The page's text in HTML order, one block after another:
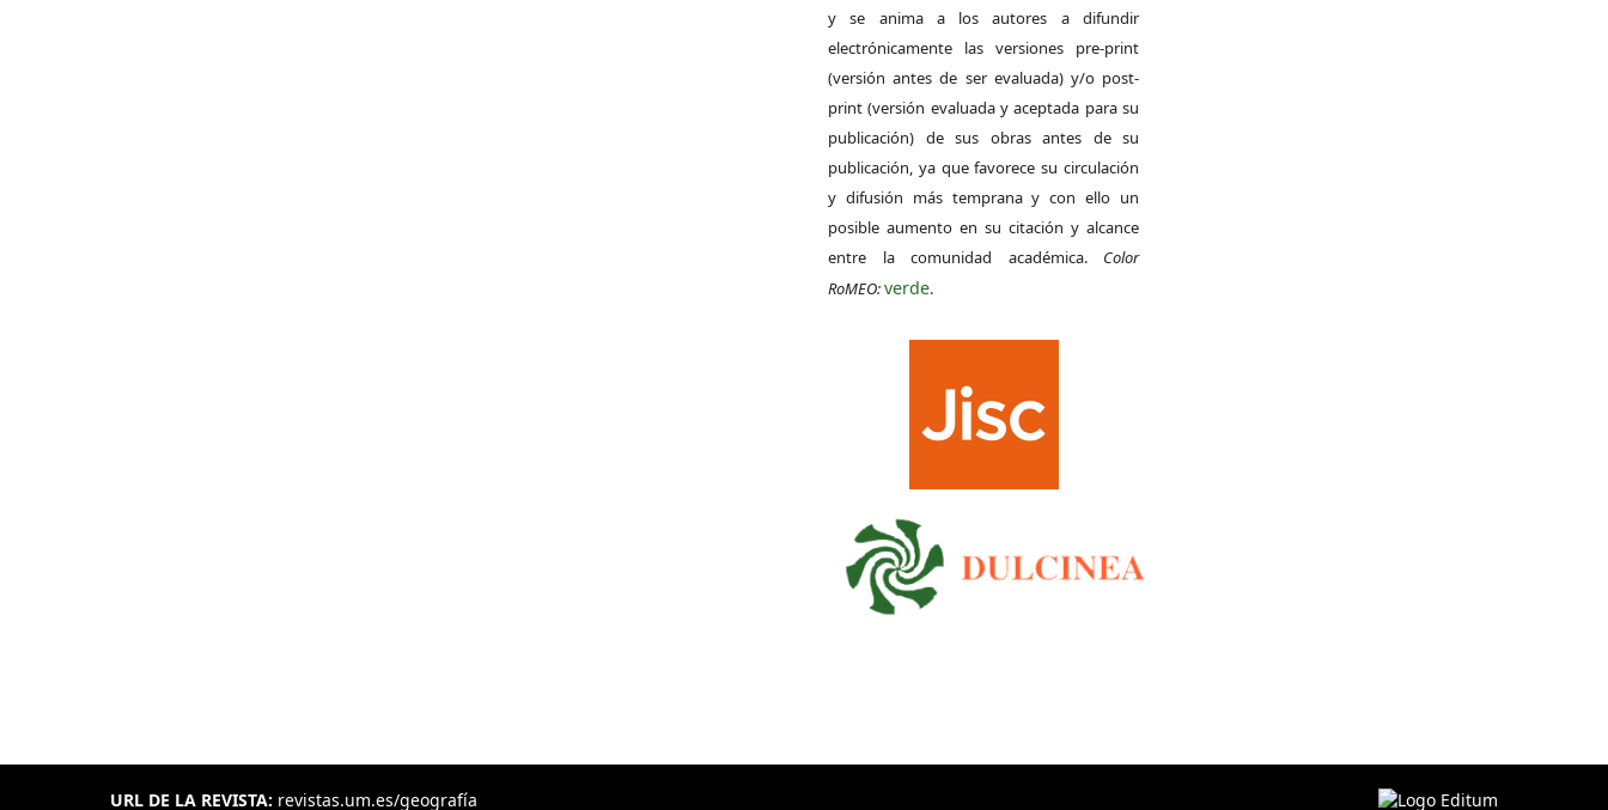
y se anima a los autores a difundir
electrónicamente las versiones pre-print
(versión antes de ser evaluada) y/o post-
print (versión evaluada y aceptada para su
publicación) de sus obras antes de su
publicación, ya que favorece su circulación
y difusión más temprana y con ello un
posible aumento en su citación y alcance
entre la comunidad académica. Color
RoMEO:verde.
URL DE LA REVISTA: revistas.um.es/geografía